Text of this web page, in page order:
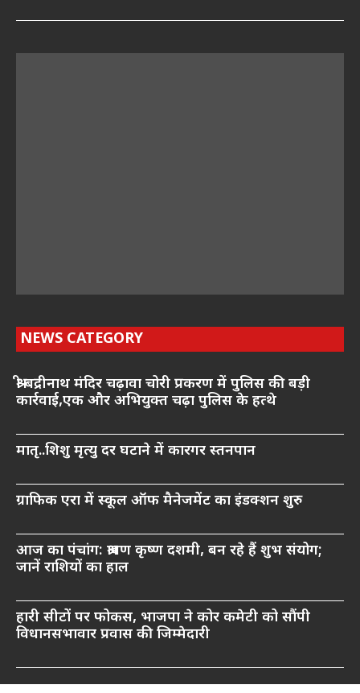
NEWS CATEGORY
श्री बद्रीनाथ मंदिर चढ़ावा चोरी प्रकरण में पुलिस की बड़ी
कार्रवाई,एक और अभियुक्त चढ़ा पुलिस के हत्थे
मातृ..शिशु मृत्यु दर घटाने में कारगर स्तनपान
ग्राफिक एरा में स्कूल ऑफ मैनेजमेंट का इंडक्शन शुरु
आज का पंचांग: श्रावण कृष्ण दशमी, बन रहे हैं शुभ संयोग;
जानें राशियों का हाल
हारी सीटों पर फोकस, भाजपा ने कोर कमेटी को सौंपी
विधानसभावार प्रवास की जिम्मेदारी